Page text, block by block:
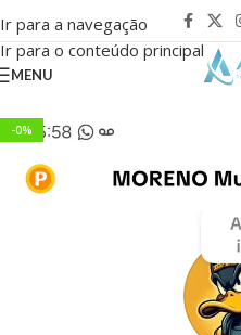
Ir para a navegação
Ir para o conteúdo principal
MENU
-0%